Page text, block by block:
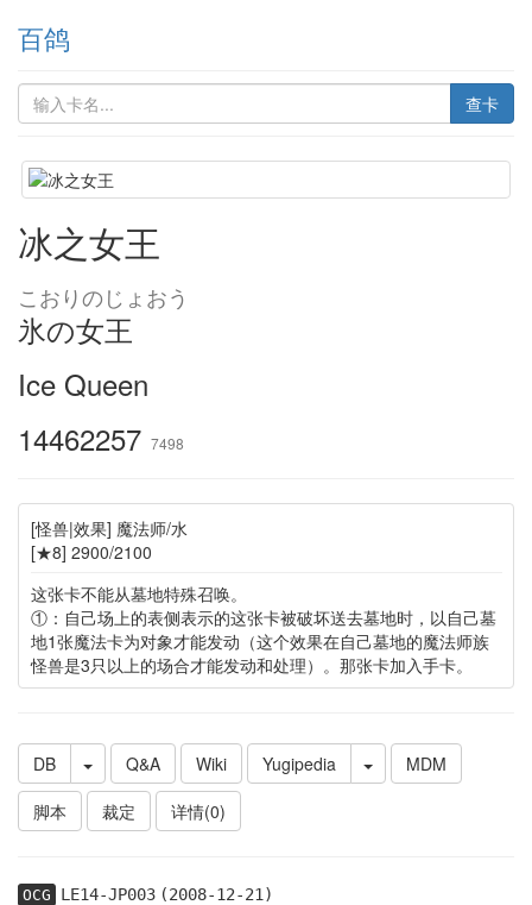
百鸽
查卡
冰之女王
こおりのじょおう
氷の女王
Ice Queen
14462257 7498
[怪兽|效果] 魔法师/水
[★8] 2900/2100
这张卡不能从墓地特殊召唤。
①：自己场上的表侧表示的这张卡被破坏送去墓地时，以自己墓
地1张魔法卡为对象才能发动（这个效果在自己墓地的魔法师族
怪兽是3只以上的场合才能发动和处理）。那张卡加入手卡。
DB Q&A Wiki Yugipedia
MDM
脚本
裁定 详情(0)
OCG LE14-JP003(2008-12-21)